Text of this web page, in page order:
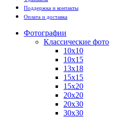
Поддержка и контакты
Оплата и доставка
Фотографии
Классические фото
10х10
10х15
13х18
15х15
15х20
20х20
20х30
30х30